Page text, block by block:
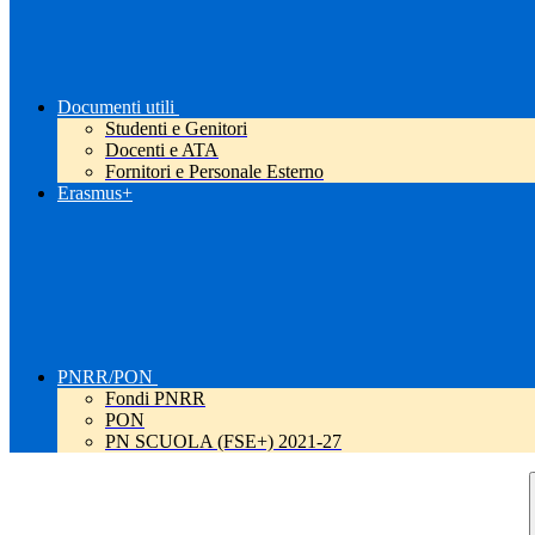
Documenti utili
Studenti e Genitori
Docenti e ATA
Fornitori e Personale Esterno
Erasmus+
PNRR/PON
Fondi PNRR
PON
PN SCUOLA (FSE+) 2021-27